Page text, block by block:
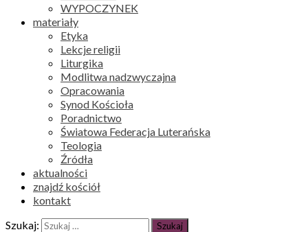
WYPOCZYNEK
materiały
Etyka
Lekcje religii
Liturgika
Modlitwa nadzwyczajna
Opracowania
Synod Kościoła
Poradnictwo
Światowa Federacja Luterańska
Teologia
Źródła
aktualności
znajdź kościół
kontakt
Szukaj: